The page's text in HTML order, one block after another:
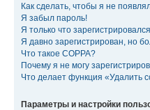
Как сделать, чтобы я не
Я забыл пароль!
Я только что
Я давно зарегистрирован, но
Что такое COPPA?
Почему я не могу
Что делает функция «Удалить
Параметры и настройки